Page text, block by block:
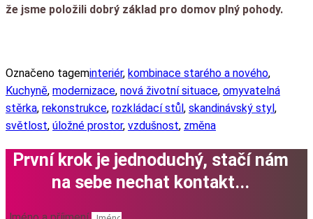
že jsme položili dobrý základ pro domov plný pohody.
Označeno tageminteriér, kombinace starého a nového,
Kuchyně, modernizace, nová životní situace, omyvatelná
stěrka, rekonstrukce, rozkládací stůl , skandinávský styl ,
světlost, úložné prostor, vzdušnost, změna
První krok je jednoduchý, stačí nám
na sebe nechat kontakt...